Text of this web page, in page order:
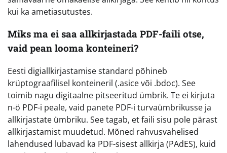
kui ka ametiasutustes.
Miks ma ei saa allkirjastada PDF-faili otse,
vaid pean looma konteineri?
Eesti digiallkirjastamise standard põhineb
krüptograafilisel konteineril (.asice või .bdoc). See
toimib nagu digitaalne pitseeritud ümbrik. Te ei kirjuta
n-ö PDF-i peale, vaid panete PDF-i turvaümbrikusse ja
allkirjastate ümbriku. See tagab, et faili sisu pole pärast
allkirjastamist muudetud. Mõned rahvusvahelised
lahendused lubavad ka PDF-sisest allkirja (PAdES), kuid